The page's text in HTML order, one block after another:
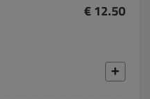
€ 12.50